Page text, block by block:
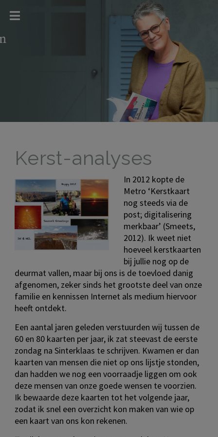
Kerst-analyses
In 2012 kopte de
Metro ‘Kerstkaart
nog steeds via de
post; digitalisering
merkbaar’ (Smeets,
2012). Ik weet niet
hoeveel kerstkaarten
bij jullie nog op de
deurmat vallen, maar bij ons is de toevloed danig
afgenomen, zeker sinds het grootste deel van onze
familie en kennissen Internet als medium hiervoor
heeft ontdekt.
Een aantal jaren geleden verstuurden wij tussen de
60 en 80 kaarten per jaar, ik zat steevast de eerste
zondag na Sinterklaas te schrijven. Kwamen er dan
kaarten van mensen die niet op ons lijstje stonden,
dan hadden we nog een voorraadje liggen om ook
deze mensen van onze goede wensen te voorzien.
Ik bewaarde deze kaarten tot het volgende jaar,
zodat ik snel een overzicht kon maken van wie op
een kaart van ons kon rekenen.